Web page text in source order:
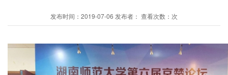
发布时间：2019-07-06 发布者： 查看次数：次